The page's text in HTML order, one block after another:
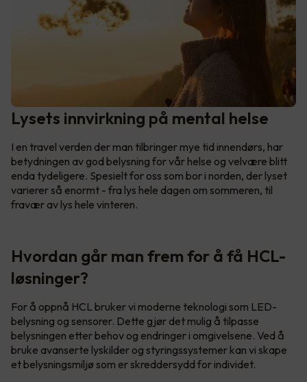
Lysets innvirkning på mental helse
I en travel verden der man tilbringer mye tid innendørs, har
betydningen av god belysning for vår helse og velvære blitt
enda tydeligere. Spesielt for oss som bor i norden, der lyset
varierer så enormt - fra lys hele dagen om sommeren, til
fravær av lys hele vinteren.
Hvordan går man frem for å få HCL-
løsninger?
For å oppnå HCL bruker vi moderne teknologi som LED-
belysning og sensorer. Dette gjør det mulig å tilpasse
belysningen etter behov og endringer i omgivelsene. Ved å
bruke avanserte lyskilder og styringssystemer kan vi skape
et belysningsmiljø som er skreddersydd for individet.